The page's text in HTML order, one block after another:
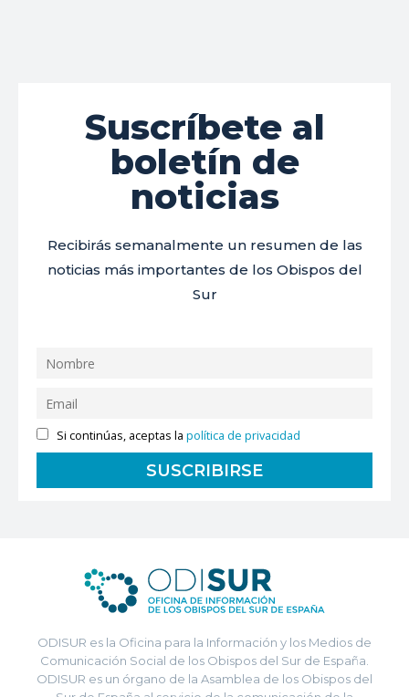
Suscríbete al
boletín de
noticias
Recibirás semanalmente un resumen de las
noticias más importantes de los Obispos del
Sur
Si continúas, aceptas lapolítica de privacidad
ODISUR es la Oficina para la Información y los Medios de
Comunicación Social de los Obispos del Sur de España.
ODISUR es un órgano de la Asamblea de los Obispos del